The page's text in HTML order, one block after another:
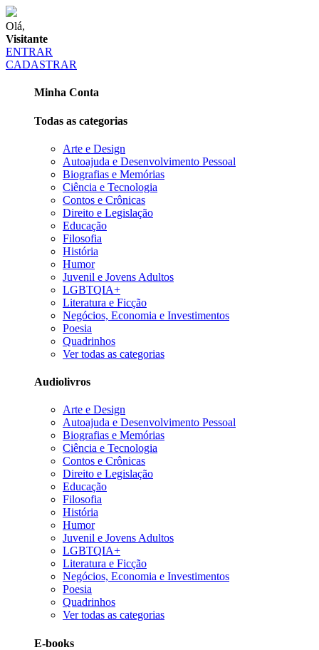
Olá,
Visitante
ENTRAR
CADASTRAR
Minha Conta
Todas as categorias
Arte e Design
Autoajuda e Desenvolvimento Pessoal
Biografias e Memórias
Ciência e Tecnologia
Contos e Crônicas
Direito e Legislação
Educação
Filosofia
História
Humor
Juvenil e Jovens Adultos
LGBTQIA+
Literatura e Ficção
Negócios, Economia e Investimentos
Poesia
Quadrinhos
Ver todas as categorias
Audiolivros
Arte e Design
Autoajuda e Desenvolvimento Pessoal
Biografias e Memórias
Ciência e Tecnologia
Contos e Crônicas
Direito e Legislação
Educação
Filosofia
História
Humor
Juvenil e Jovens Adultos
LGBTQIA+
Literatura e Ficção
Negócios, Economia e Investimentos
Poesia
Quadrinhos
Ver todas as categorias
E-books